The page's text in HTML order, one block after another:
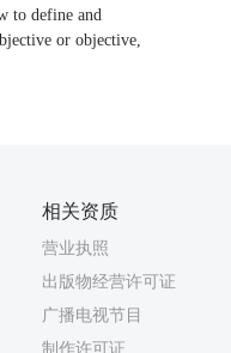
to define and
or objective,
相关资质
营业执照
出版物经营许可证
广播电视节目
制作许可证